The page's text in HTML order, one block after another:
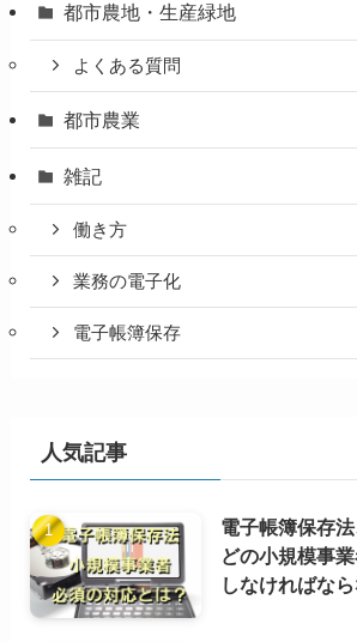
都市農地・生産緑地
よくある質問
都市農業
雑記
働き方
業務の電子化
電子帳簿保存
人気記事
電子帳簿保存
どの小規模事
しなければな